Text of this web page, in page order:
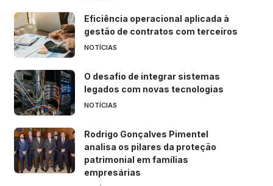
Eficiência operacional aplicada à
gestão de contratos com terceiros
NOTÍCIAS
O desafio de integrar sistemas
legados com novas tecnologias
NOTÍCIAS
Rodrigo Gonçalves Pimentel
analisa os pilares da proteção
patrimonial em famílias
empresárias